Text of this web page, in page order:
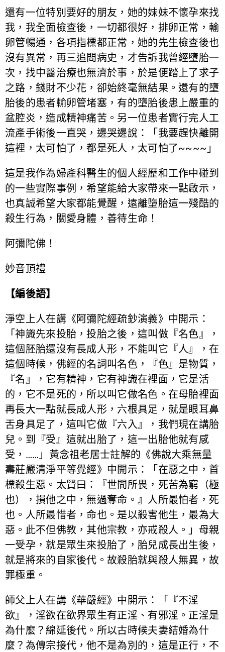
還有一位特別要好的朋友，她的妹妹不懷孕來找
我，我全面檢查後，一切都很好，排卵正常，輸
卵管暢通，各項指標都正常，她的先生檢查後也
沒有異常，再三追問病史，才告訴我曾經墮胎一
次，找中醫治療也無濟於事，於是便踏上了求子
之路，錢財不少花，卻始終毫無結果。還有的墮
胎後的患者輸卵管堵塞，有的墮胎後患上嚴重的
盆腔炎，造成精神痛苦。另一位患者實行完人工
流產手術後一直哭，邊哭邊說：「我要趕快離開
這裡，太可怕了，都是死人，太可怕了~~~~」
這是我作為婦產科醫生的個人經歷和工作中碰到
的一些實際事例，希望能給大家帶來一點啟示，
也真誠希望大家都能覺醒，遠離墮胎這一殘酷的
殺生行為，關愛身體，善待生命！
阿彌陀佛！
妙音頂禮
【編後語】
淨空上人在講《阿彌陀經疏鈔演義》中開示：
「神識先來投胎，投胎之後，這叫做『名色』，
這個胚胎還沒有長成人形，不能叫它『人』，在
這個時候，佛經的名詞叫名色，『色』是物質，
『名』，它有精神，它有神識在裡面，它是活
的，它不是死的，所以叫它做名色。在母胎裡面
再長大一點就長成人形，六根具足，就是眼耳鼻
舌身具足了，這叫它做『六入』，我們現在講胎
兒。到『受』這就出胎了，這一出胎他就有感
受，……」黃念祖老居士註解的《佛說大乘無量
壽莊嚴清淨平等覺經》中開示：「在惡之中，首
標殺生惡。太賢曰：『世間所畏，死苦為窮（極
也），損他之中，無過奪命。』人所最怕者，死
也。人所最惜者，命也。是以殺害他生，最為大
惡。此不但佛教，其他宗教，亦戒殺人。」母親
一受孕，就是眾生來投胎了，胎兒成長出生後，
就是將來的自家後代。故殺胎就與殺人無異，故
罪極重。
師父上人在講《華嚴經》中開示：「『不淫
欲』，淫欲在欲界眾生有正淫、有邪淫。正淫是
為什麼？綿延後代。所以古時候夫妻結婚為什
麼？為傳宗接代，他不是為別的，這是正行，不